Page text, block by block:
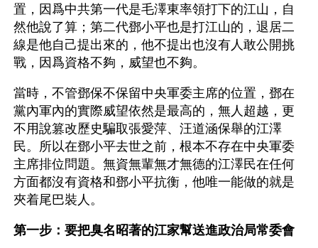
置，因爲中共第一代是毛澤東率領打下的江山，自
然他說了算；第二代鄧小平也是打江山的，退居二
線是他自己提出來的，他不提出也沒有人敢公開挑
戰，因爲資格不夠，威望也不夠。
當時，不管鄧保不保留中央軍委主席的位置，鄧在
黨內軍內的實際威望依然是最高的，無人超越，更
不用說篡改歷史騙取張愛萍、汪道涵保舉的江澤
民。所以在鄧小平去世之前，根本不存在中央軍委
主席排位問題。無資無輩無才無德的江澤民在任何
方面都沒有資格和鄧小平抗衡，他唯一能做的就是
夾着尾巴裝人。
第一步：要把臭名昭著的江家幫送進政治局常委會